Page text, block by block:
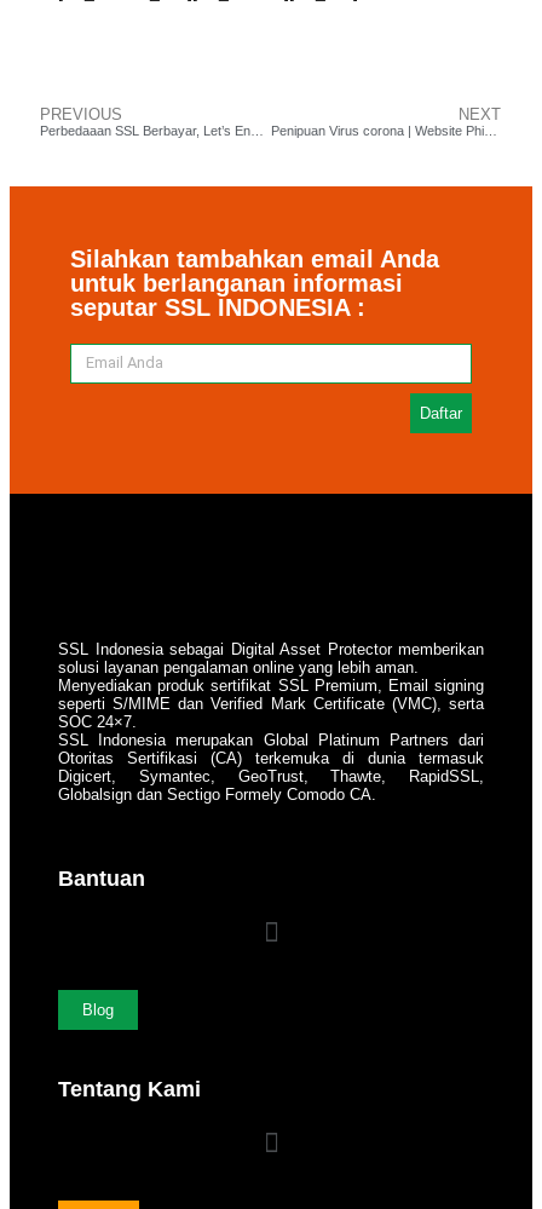
PREVIOUS NEXT
Penipuan Virus corona | Website Phising dan Email Spam
Silahkan tambahkan email Anda
untuk berlanganan informasi
seputar SSL INDONESIA :
Daftar
SSL Indonesia sebagai Digital Asset Protector memberikan
solusi layanan pengalaman online yang lebih aman.
Menyediakan produk sertifikat SSL Premium, Email signing
seperti S/MIME dan Verified Mark Certificate (VMC), serta
SOC 24×7.
SSL Indonesia merupakan Global Platinum Partners dari
Otoritas Sertifikasi (CA) terkemuka di dunia termasuk
Digicert, Symantec, GeoTrust, Thawte, RapidSSL,
Globalsign dan Sectigo Formely Comodo CA.
Bantuan
Blog
Tentang Kami